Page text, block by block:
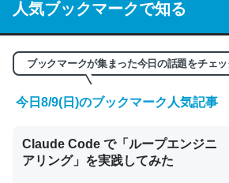
/064121
─GPTの仕組みと限界についての考察（１） -
くらい。小説でいう「ずっと前の伏線
ど、短期記憶というには多い分量。進
人気ブックマークで知る
ブックマークが集まった今日の話題をチェッ
今日8/9(日)のブックマーク人気記事
Claude Code で「ループエンジニ
アリング」を実践してみた